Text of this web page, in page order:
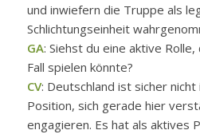
und inwiefern die Truppe als
Schlichtungseinheit
GA: Siehst du eine aktive
Fall spielen könnte?
CV: Deutschland ist sicher
Position, sich gerade hier
engagieren. Es hat als aktives